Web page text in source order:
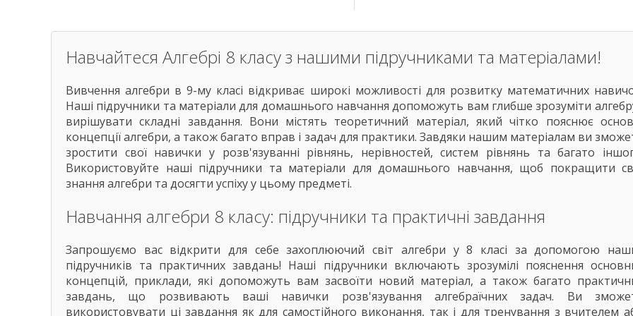
Навчайтеся Алгебрі 8 класу з нашими підручниками та матеріалами!
Вивчення алгебри в 9-му класі відкриває широкі можливості для розвитку математичних
Наші підручники та матеріали для домашнього навчання допоможуть вам глибше зрозуміти
вирішувати складні завдання. Вони містять теоретичний матеріал, який чітко пояснює
концепції алгебри, а також багато вправ і задач для практики. Завдяки нашим матеріалам ви
зростити свої навички у розв'язуванні рівнянь, нерівностей, систем рівнянь та багато
Використовуйте наші підручники та матеріали для домашнього навчання, щоб покращити
знання алгебри та досягти успіху у цьому предметі.
Навчання алгебри 8 класу: підручники та практичні завдання
Запрошуємо вас відкрити для себе захоплюючий світ алгебри у 8 класі за допомогою
підручників та практичних завдань! Наші підручники включають зрозумілі пояснення
концепцій, приклади, які допоможуть вам засвоїти новий матеріал, а також багато
завдань, що розвивають ваші навички розв'язування алгебраїчних задач. Ви
використовувати ці завдання як для самостійного виконання, так і для тренування з вчителем